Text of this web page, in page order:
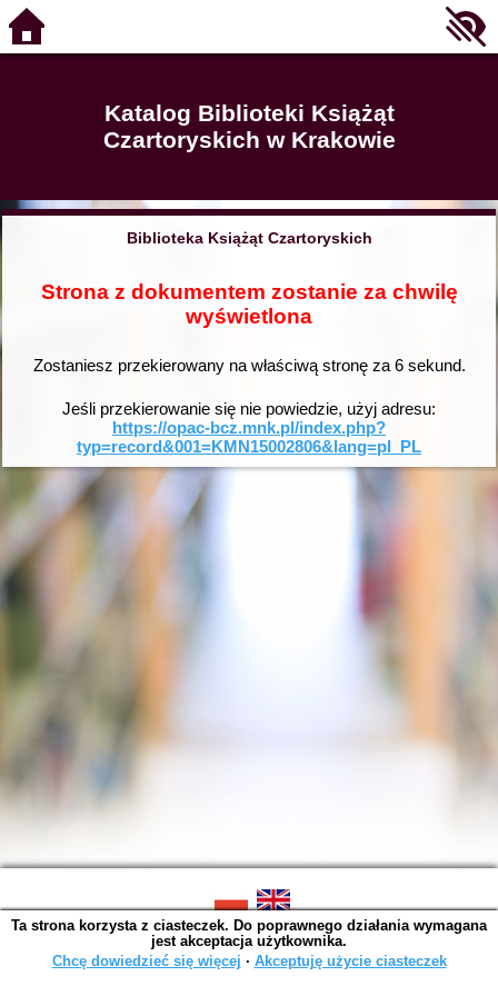
Katalog Biblioteki Książąt
Czartoryskich w Krakowie
Biblioteka Książąt Czartoryskich
Strona z dokumentem zostanie za chwilę
wyświetlona
Zostaniesz przekierowany na właściwą stronę za 6sekund.
Jeśli przekierowanie się nie powiedzie, użyj adresu:
https://opac-bcz.mnk.pl/index.php?
typ=record&001=KMN15002806&lang=pl_PL
SOWA OPAC v. 6.11.10 (2026-07-24)
Wygenerowano w 0,0014 s.
Ta strona korzysta z ciasteczek. Do poprawnego działania wymagana
jest akceptacja użytkownika.
Chcę dowiedzieć się więcej ∙ Akceptuję użycie ciasteczek